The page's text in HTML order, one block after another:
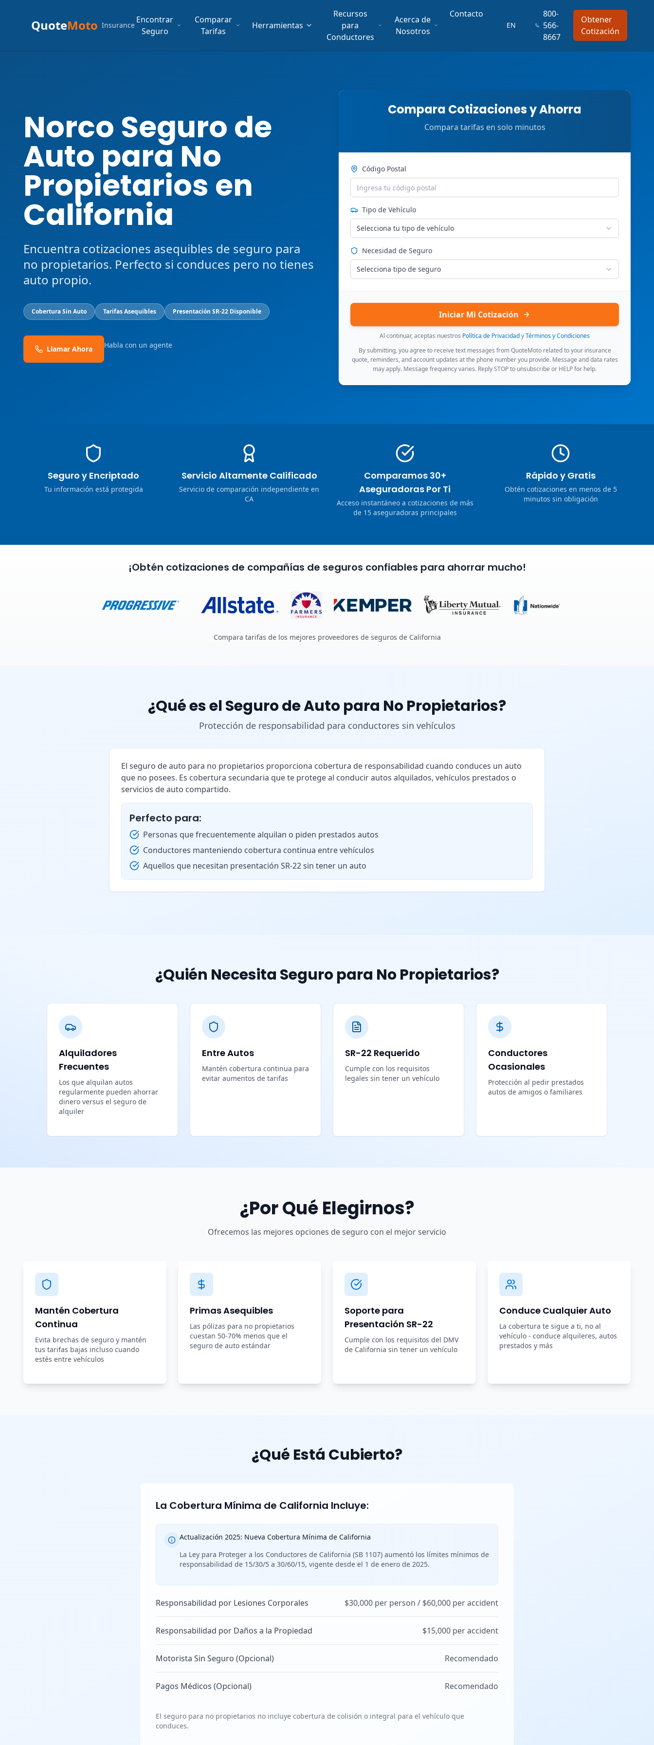
QuoteMoto Insurance
Encontrar
Seguro
Comparar
Tarifas
Herramientas
Recursos
para
Conductores
Acerca de
Nosotros
Contacto
EN
800-
566-
8667
Obtener
Cotización
Norco Seguro de
Auto para No
Propietarios en
California
Encuentra cotizaciones asequibles de seguro para
no propietarios. Perfecto si conduces pero no tienes
auto propio.
Cobertura Sin Auto Tarifas Asequibles Presentación SR-22 Disponible
Llamar Ahora Habla con un agente
Compara Cotizaciones y Ahorra
Compara tarifas en solo minutos
Código Postal
Tipo de Vehículo
Selecciona tu tipo de vehículo
Necesidad de Seguro
Selecciona tipo de seguro
Iniciar Mi Cotización
Al continuar, aceptas nuestros Política de PrivacidadyTérminos y Condiciones
By submitting, you agree to receive text messages from QuoteMoto related to your insurance
quote, reminders, and account updates at the phone number you provide. Message and data rates
may apply. Message frequency varies. Reply STOP to unsubscribe or HELP for help.
Seguro y Encriptado
Tu información está protegida
Servicio Altamente Calificado
Servicio de comparación independiente en
CA
Comparamos 30+
Aseguradoras Por Ti
Acceso instantáneo a cotizaciones de más
de 15 aseguradoras principales
Rápido y Gratis
Obtén cotizaciones en menos de 5
minutos sin obligación
¡Obtén cotizaciones de compañías de seguros confiables para ahorrar mucho!
Compara tarifas de los mejores proveedores de seguros de California
¿Qué es el Seguro de Auto para No Propietarios?
Protección de responsabilidad para conductores sin vehículos
El seguro de auto para no propietarios proporciona cobertura de responsabilidad cuando conduces un auto
que no posees. Es cobertura secundaria que te protege al conducir autos alquilados, vehículos prestados o
servicios de auto compartido.
Perfecto para:
Personas que frecuentemente alquilan o piden prestados autos
Conductores manteniendo cobertura continua entre vehículos
Aquellos que necesitan presentación SR-22 sin tener un auto
¿Quién Necesita Seguro para No Propietarios?
Alquiladores
Frecuentes
Los que alquilan autos
regularmente pueden ahorrar
dinero versus el seguro de
alquiler
Entre Autos
Mantén cobertura continua para
evitar aumentos de tarifas
SR-22 Requerido
Cumple con los requisitos
legales sin tener un vehículo
Conductores
Ocasionales
Protección al pedir prestados
autos de amigos o familiares
¿Por Qué Elegirnos?
Ofrecemos las mejores opciones de seguro con el mejor servicio
Mantén Cobertura
Continua
Evita brechas de seguro y mantén
tus tarifas bajas incluso cuando
estés entre vehículos
Primas Asequibles
Las pólizas para no propietarios
cuestan 50-70% menos que el
seguro de auto estándar
Soporte para
Presentación SR-22
Cumple con los requisitos del DMV
de California sin tener un vehículo
Conduce Cualquier Auto
La cobertura te sigue a ti, no al
vehículo - conduce alquileres, autos
prestados y más
¿Qué Está Cubierto?
La Cobertura Mínima de California Incluye:
Actualización 2025: Nueva Cobertura Mínima de California
La Ley para Proteger a los Conductores de California (SB 1107) aumentó los límites mínimos de
responsabilidad de 15/30/5 a 30/60/15, vigente desde el 1 de enero de 2025.
Responsabilidad por Lesiones Corporales $30,000 per person / $60,000 per accident
Responsabilidad por Daños a la Propiedad $15,000 per accident
Motorista Sin Seguro (Opcional) Recomendado
Pagos Médicos (Opcional) Recomendado
El seguro para no propietarios no incluye cobertura de colisión o integral para el vehículo que
conduces.